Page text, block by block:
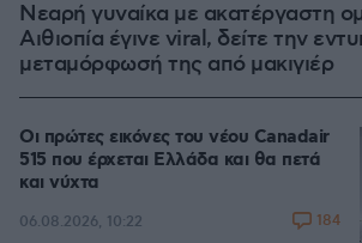
Νεαρή γυναίκα με ακατέργαστη
Αιθιοπία έγινε viral, δείτε την
μεταμόρφωσή της από μακιγιέρ
Οι πρώτες εικόνες του νέου Canadair
515 που έρχεται Ελλάδα και θα πετά
και νύχτα
06.08.2026, 10:22 184